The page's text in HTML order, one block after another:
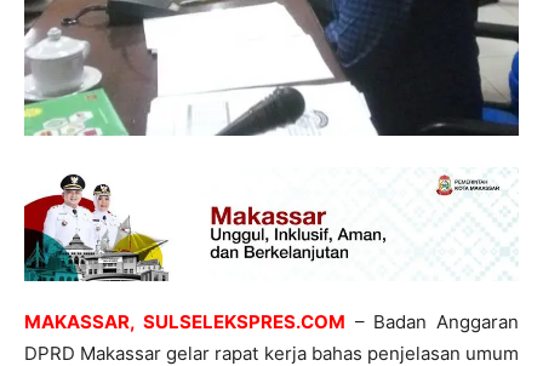
MAKASSAR, SULSELEKSPRES.COM – Badan Anggaran
DPRD Makassar gelar rapat kerja bahas penjelasan umum